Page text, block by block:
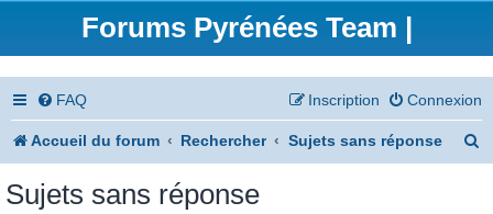
Forums Pyrénées Team |
FAQ Connexion
Inscription
Accueil du forum Rechercher Sujets sans réponse
Sujets sans réponse